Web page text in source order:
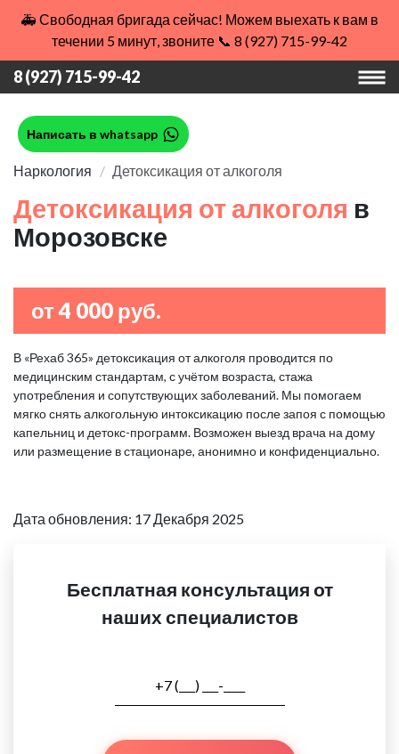
🚑 Свободная бригада сейчас! Можем выехать к вам в
течении 5 минут, звоните 📞 8 (927) 715-99-42
8 (927) 715-99-42
Написать в whatsapp
Наркология Детоксикация от алкоголя
Детоксикация от алкоголя в
Морозовске
от 4 000 руб.
В «Рехаб 365» детоксикация от алкоголя проводится по
медицинским стандартам, с учётом возраста, стажа
употребления и сопутствующих заболеваний. Мы помогаем
мягко снять алкогольную интоксикацию после запоя с помощью
капельниц и детокс-программ. Возможен выезд врача на дому
или размещение в стационаре, анонимно и конфиденциально.
Дата обновления: 17 Декабря 2025
Бесплатная консультация от
наших специалистов